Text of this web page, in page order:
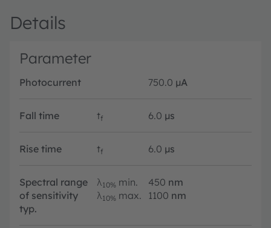
Details
Parameter
Photocurrent 750.0 µA
Fall time tf 6.0 µs
Rise time tf 6.0 µs
Spectral range
of sensitivity
typ.
λ10% min. 450 nm
λ10% max. 1100 nm